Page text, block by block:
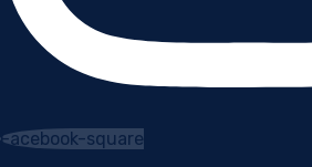
Facebook-square